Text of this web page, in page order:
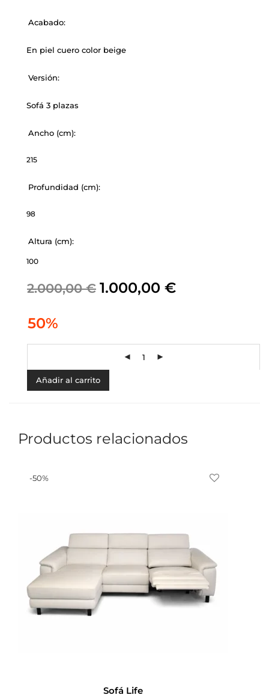
Acabado:
En piel cuero color beige
Versión:
Sofá 3 plazas
Ancho (cm):
215
Profundidad (cm):
98
Altura (cm):
100
2.000,00€ 1.000,00 €
50%
Añadir al carrito
Productos relacionados
-50%
Sofá Life